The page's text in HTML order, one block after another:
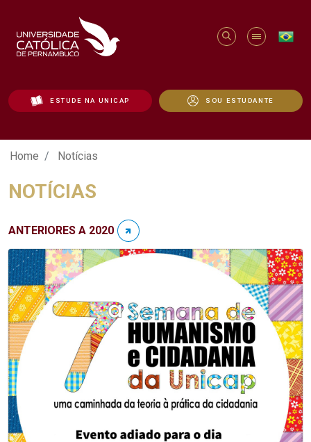
ESTUDE NA UNICAP SOU ESTUDANTE
Notícias - Unicap
Home Notícias
NOTÍCIAS
ANTERIORES A 2020